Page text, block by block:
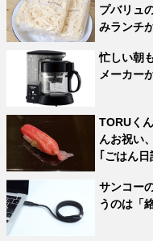
プバリュ
みランチ
忙しい朝
メーカー
TORUく
んお祝い
｢ごはん日
サンコー
うのは「